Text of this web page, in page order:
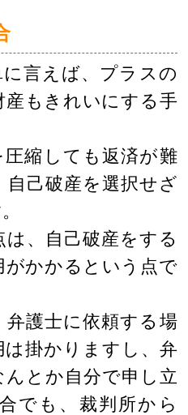
言えば、プラスの
もきれいにする手
縮しても返済が難
自己破産を選択せざ
、自己破産をする
かかるという点で
護士に依頼する場
掛かりますし、弁
とか自分で申し立
でも、裁判所から